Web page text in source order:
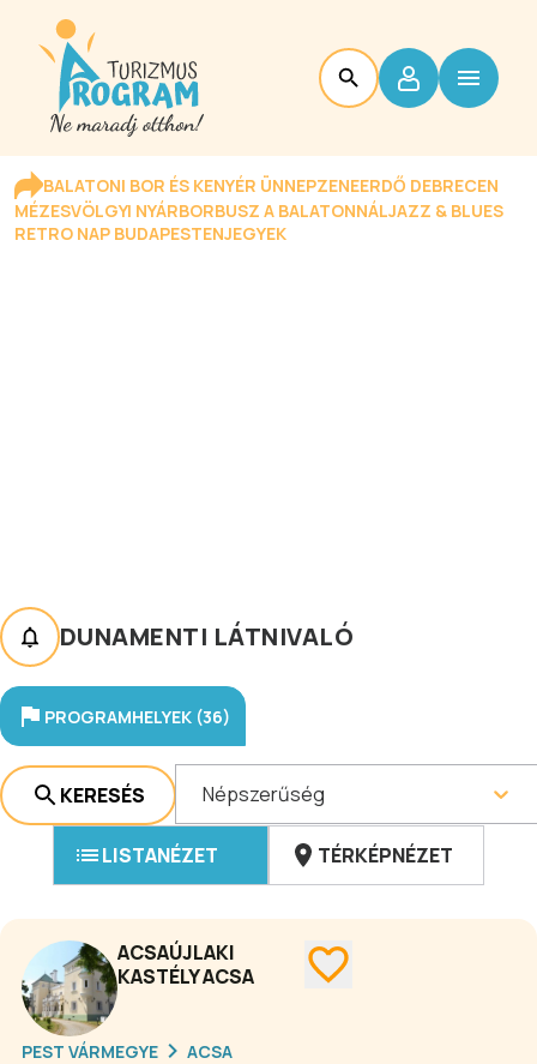
BALATONI BOR ÉS KENYÉR ÜNNEPZENEERDŐ DEBRECEN
MÉZESVÖLGYI NYÁRBORBUSZ A BALATONNÁLJAZZ & BLUES
RETRO NAP BUDAPESTENJEGYEK
DUNAMENTI LÁTNIVALÓ
PROGRAMHELYEK (36)
KERESÉS Népszerűség
LISTANÉZET TÉRKÉPNÉZET
ACSAÚJLAKI
KASTÉLY ACSA
PEST VÁRMEGYE ACSA